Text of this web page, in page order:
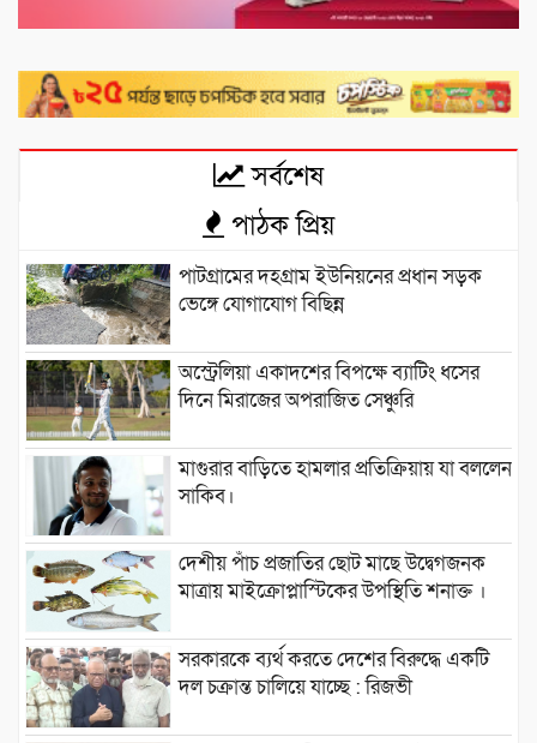
সর্বশেষ
পাঠক প্রিয়
পাটগ্রামের দহগ্রাম ইউনিয়নের প্রধান সড়ক
ভেঙ্গে যোগাযোগ বিছিন্ন
অস্ট্রেলিয়া একাদশের বিপক্ষে ব্যাটিং ধসের
দিনে মিরাজের অপরাজিত সেঞ্চুরি
মাগুরার বাড়িতে হামলার প্রতিক্রিয়ায় যা বললেন
সাকিব।
দেশীয় পাঁচ প্রজাতির ছোট মাছে উদ্বেগজনক
মাত্রায় মাইক্রোপ্লাস্টিকের উপস্থিতি শনাক্ত ।
সরকারকে ব্যর্থ করতে দেশের বিরুদ্ধে একটি
দল চক্রান্ত চালিয়ে যাচ্ছে : রিজভী